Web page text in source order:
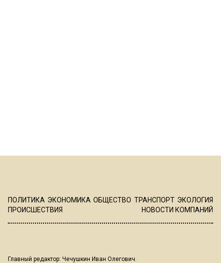
ПОЛИТИКА ЭКОНОМИКА ОБЩЕСТВО ТРАНСПОРТ ЭКОЛОГИЯ
ПРОИСШЕСТВИЯ
НОВОСТИ КОМПАНИЙ
Главный редактор: Чечушкин Иван Олегович.